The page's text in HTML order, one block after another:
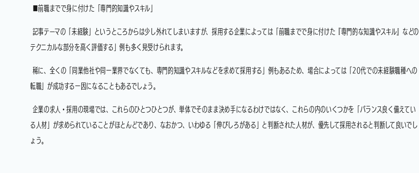
■前職までで身に付けた「専門的知識やスキル」
記事テーマの「未経験」というところからは少し外れてしまいますが、採用する企業によっては「前職までで身に付けた『専門的な知識やスキル』などの
テクニカルな部分を高く評価する」例も多く見受けられます。
稀に、全くの「同業他社や同一業界でなくても、専門的知識やスキルなどを求めて採用する」例もあるため、場合によっては「20代での未経験職種への
転職」が成功する一因になることもあるでしょう。
企業の求人・採用の現場では、これらのひとつひとつが、単体でそのまま決め手になるわけではなく、これらの内のいくつかを「バランス良く備えてい
る人材」が求められていることがほとんどであり、なおかつ、いわゆる「伸びしろがある」と判断された人材が、優先して採用されると判断して良いでし
ょう。